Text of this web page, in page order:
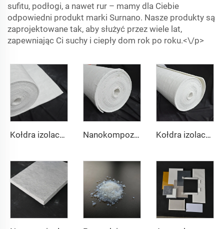
sufitu, podłogi, a nawet rur – mamy dla Ciebie
odpowiedni produkt marki Surnano. Nasze produkty są
zaprojektowane tak, aby służyć przez wiele lat,
zapewniając Ci suchy i ciepły dom rok po roku.<\/p>
Kołdra izolacyjna z aerogelu 200℃ Nanokompozytowe kołdry izolacyjne 650℃ Kołdra izolacyjna z aerogelu 1000℃